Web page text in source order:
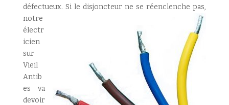
défectueux. Si le disjoncteur ne se réenclenche pas,
notre
électr
icien
sur
Vieil
Antib
es va
devoir